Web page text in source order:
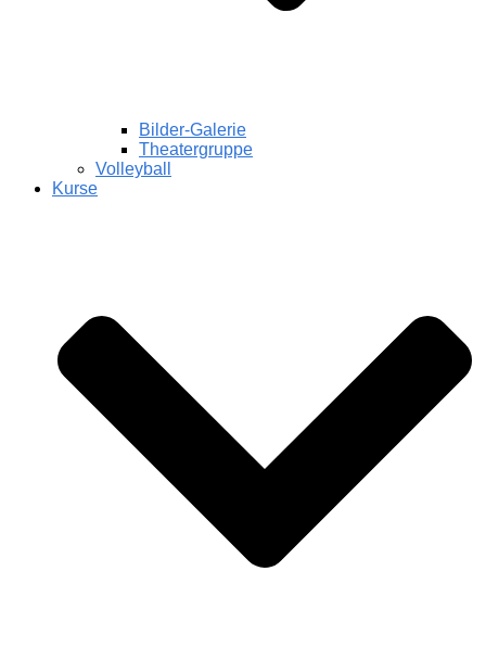
Bilder-Galerie
Theatergruppe
Volleyball
Kurse